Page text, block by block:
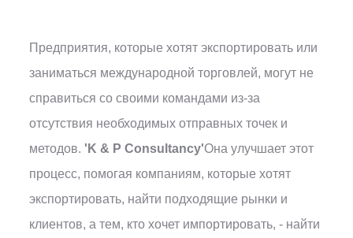
Предприятия, которые хотят экспортировать или
заниматься международной торговлей, могут не
справиться со своими командами из-за
отсутствия необходимых отправных точек и
методов. 'K & P Consultancy'Она улучшает этот
процесс, помогая компаниям, которые хотят
экспортировать, найти подходящие рынки и
клиентов, а тем, кто хочет импортировать, - найти